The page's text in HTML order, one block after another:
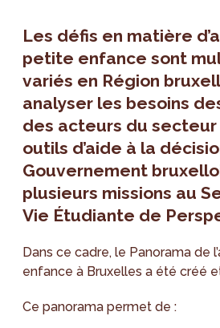
Les défis en matière
petite enfance sont
variés en Région
analyser les besoins
des acteurs du
outils d’aide à la
Gouvernement
plusieurs missions au
Vie Étudiante de
Dans ce cadre, le Panorama de
enfance à Bruxelles a été créé
Ce panorama permet de :